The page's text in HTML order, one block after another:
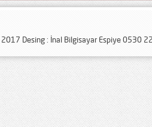
2017 Desing : İnal Bilgisayar Espiye 0530